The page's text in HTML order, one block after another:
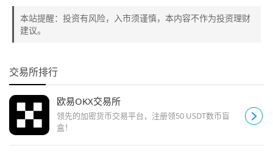
本站提醒：投资有风险，入市须谨慎，本内容不作为投资理财
建议。
交易所排行
欧易OKX交易所
领先的加密货币交易平台，注册领50 USDT数币盲
盒！